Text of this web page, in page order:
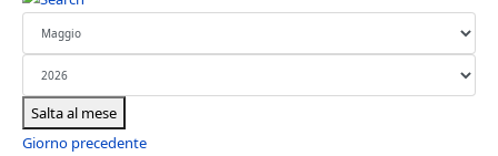
Salta al mese
Giorno precedente